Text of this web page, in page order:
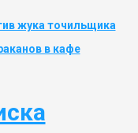
жука точильщика
в кафе